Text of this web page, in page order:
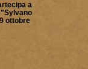
a
ottobre